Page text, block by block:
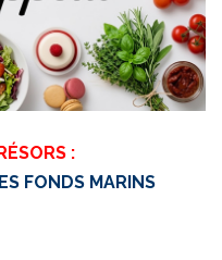
:
FONDS MARINS